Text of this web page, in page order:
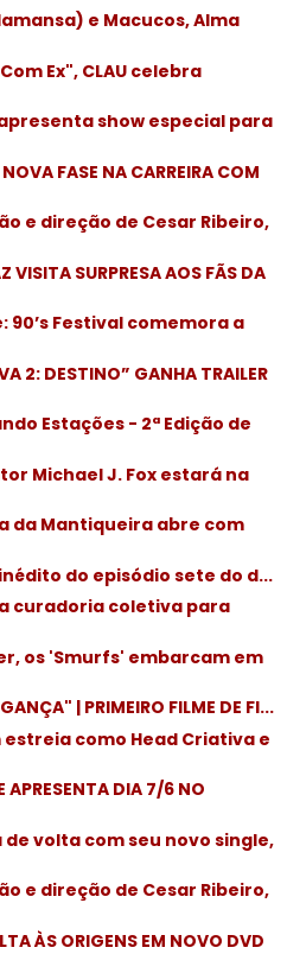
e Macucos, Alma
Ex", CLAU celebra
show especial para
FASE NA CARREIRA COM
e direção de Cesar Ribeiro,
VISITA SURPRESA AOS FÃS DA
90’s Festival comemora a
2: DESTINO” GANHA TRAILER
Estações - 2ª Edição de
Michael J. Fox estará na
da Mantiqueira abre com
do episódio sete do d...
curadoria coletiva para
os 'Smurfs' embarcam em
| PRIMEIRO FILME DE FI...
estreia como Head Criativa e
DIA 7/6 NO
de volta com seu novo single,
e direção de Cesar Ribeiro,
ÀS ORIGENS EM NOVO DVD